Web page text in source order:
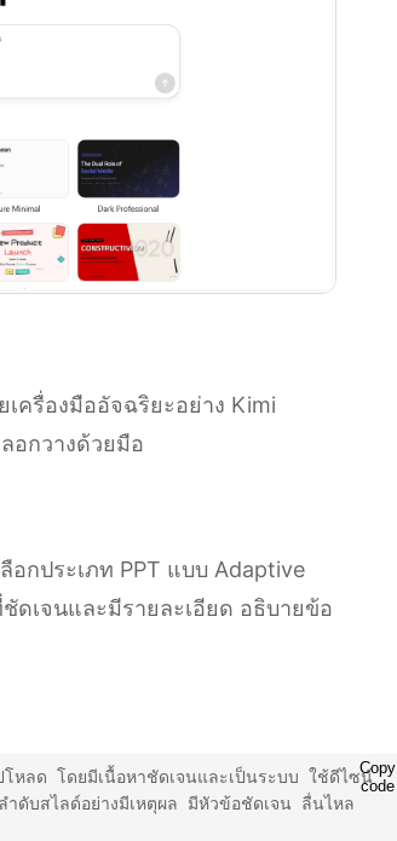
ครื่องมืออัจฉริยะอย่าง Kimi
อกวางด้วยมือ
อกประเภท PPT แบบ Adaptive
ดเจนและมีรายละเอียด อธิบายข้อ
หลด โดยมีเนื้อหาชัดเจนและเป็นระบบ ใช้ดีไซน์
ดับสไลด์อย่างมีเหตุผล มีหัวข้อชัดเจน ลื่นไหล
Copy
code